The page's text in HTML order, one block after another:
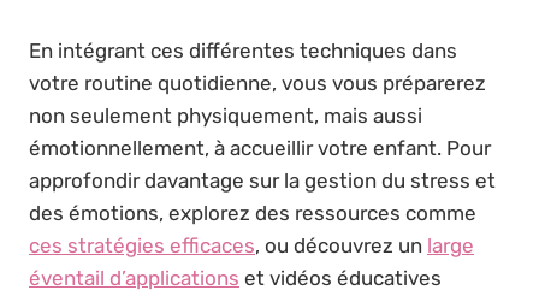
En intégrant ces différentes techniques dans
votre routine quotidienne, vous vous préparerez
non seulement physiquement, mais aussi
émotionnellement, à accueillir votre enfant. Pour
approfondir davantage sur la gestion du stress et
des émotions, explorez des ressources comme
ces stratégies efficaces, ou découvrez un large
éventail d’applications et vidéos éducatives